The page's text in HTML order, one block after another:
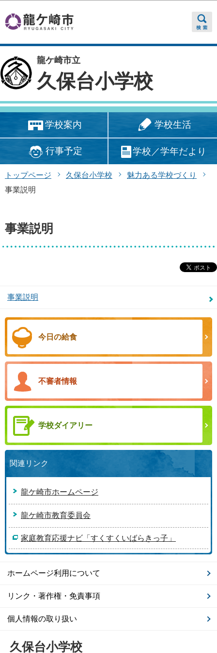
龍ケ崎市立
久保台小学校
学校案内 学校生活
行事予定 学校／学年だより
トップページ 久保台小学校
魅力ある学校づくり
事業説明
事業説明
事業説明
今日の給食
不審者情報
学校ダイアリー
関連リンク
龍ケ崎市ホームページ
龍ケ崎市教育委員会
家庭教育応援ナビ「すくすくいばらきっ子」
ホームページ利用について
リンク・著作権・免責事項
個人情報の取り扱い
久保台小学校